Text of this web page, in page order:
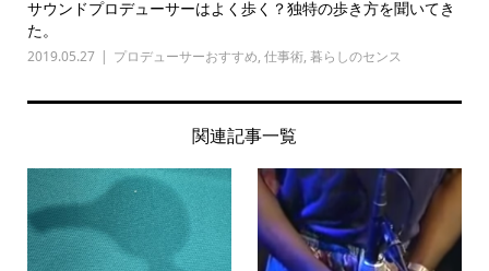
サウンドプロデューサーはよく歩く？独特の歩き方を聞いてき
た。
2019.05.27 プロデューサーおすすめ, 仕事術, 暮らしのセンス
関連記事一覧